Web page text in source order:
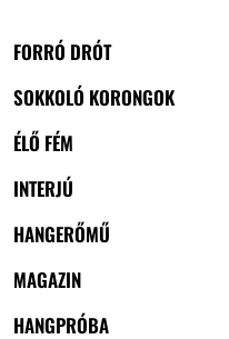
FORRÓ DRÓT
SOKKOLÓ KORONGOK
ÉLŐ FÉM
INTERJÚ
HANGERŐMŰ
MAGAZIN
HANGPRÓBA